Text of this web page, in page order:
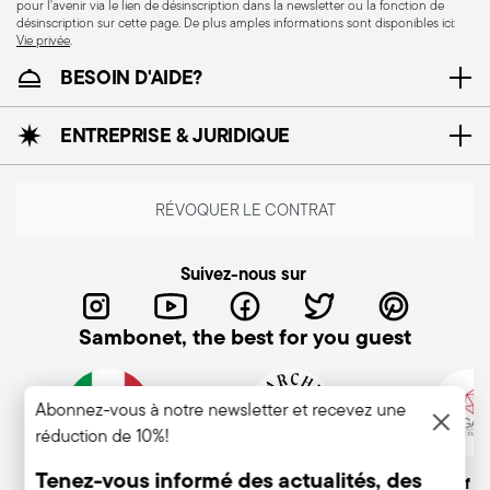
Résistance au lave-
CUTLERY - Les couverts doivent être utilisés et
manipulés avec soin. Ci-dessous, des indications
pour une utilisation en toute sécurité. Utilisation
appropriée: chaque couvert est conçu pour un
usage spécifique. N'utilisez pas les couverts à
des fins inappropriées. Intégrité: vérifiez que les
couverts ne présentent pas de défauts tels que
pour l'avenir via le lien de désinscription dans la newsletter ou la fonction de
désinscription sur cette page. De plus amples informations sont disponibles ici:
Vie privée.
BESOIN D'AIDE?
ENTREPRISE & JURIDIQUE
RÉVOQUER LE CONTRAT
Suivez-nous sur
Sambonet, the best for you guest
Entreprise italienne Marque historique, depuis Member of
Abonnez-vous à notre newsletter et recevez une
réduction de 10%!
Tenez-vous informé des actualités, des